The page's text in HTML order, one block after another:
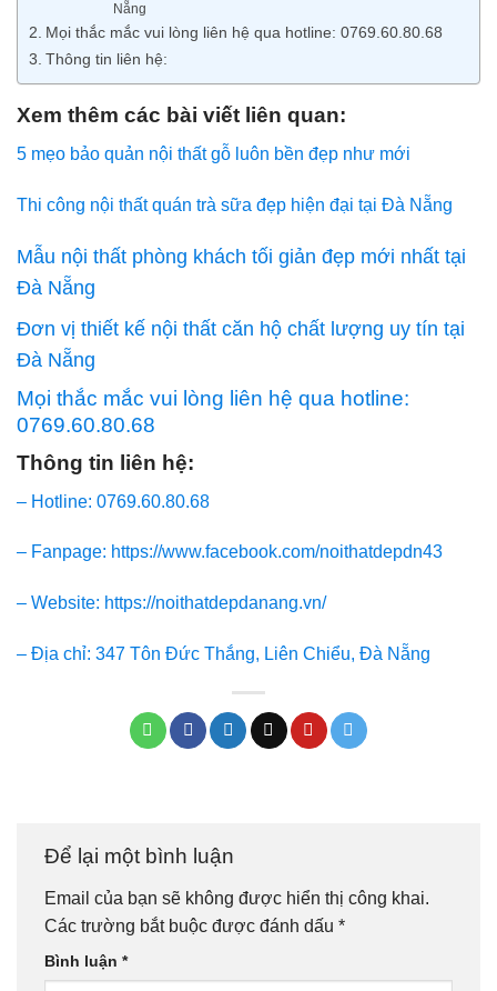
Nẵng
Mọi thắc mắc vui lòng liên hệ qua hotline: 0769.60.80.68
Thông tin liên hệ:
Xem thêm các bài viết liên quan:
5 mẹo bảo quản nội thất gỗ luôn bền đẹp như mới
Thi công nội thất quán trà sữa đẹp hiện đại tại Đà Nẵng
Mẫu nội thất phòng khách tối giản đẹp mới nhất tại
Đà Nẵng
Đơn vị thiết kế nội thất căn hộ chất lượng uy tín tại
Đà Nẵng
Mọi thắc mắc vui lòng liên hệ qua hotline:
0769.60.80.68
Thông tin liên hệ:
– Hotline: 0769.60.80.68
– Fanpage: https://www.facebook.com/noithatdepdn43
– Website: https://noithatdepdanang.vn/
– Địa chỉ: 347 Tôn Đức Thắng, Liên Chiểu, Đà Nẵng
Để lại một bình luận
Email của bạn sẽ không được hiển thị công khai.
Các trường bắt buộc được đánh dấu *
Bình luận *